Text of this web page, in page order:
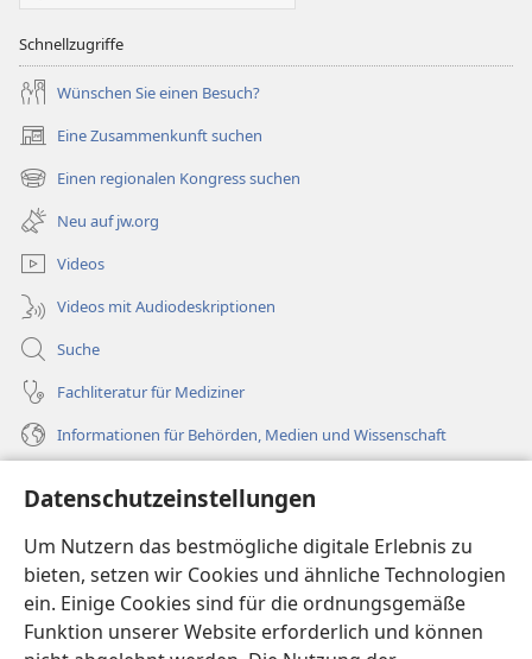
Datenschutzeinstellungen
Um Nutzern das bestmögliche digitale Erlebnis zu
bieten, setzen wir Cookies und ähnliche Technologien
ein. Einige Cookies sind für die ordnungsgemäße
Funktion unserer Website erforderlich und können
Schnellzugriffe
Wünschen Sie einen Besuch?
Eine Zusammenkunft suchen
(öffnet
neues
Fenster)
Einen regionalen Kongress suchen
(öffnet
neues
Fenster)
Neu auf jw.org
Videos
Videos mit Audiodeskriptionen
Suche
Fachliteratur für Mediziner
Informationen für Behörden, Medien und Wissenschaft
Spenden
(öffnet
neues
Fenster)Wachtturm ONLINE-BIBLIOTHEK
(öffnet
neues
®